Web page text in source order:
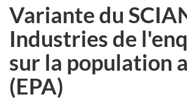
Variante du
Industries de
sur la population
(EPA)